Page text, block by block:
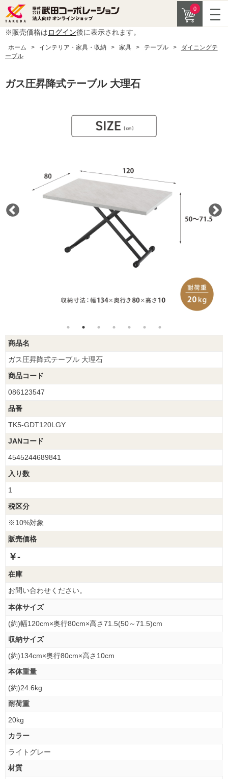
0
※販売価格はログイン後に表示されます。
ホーム > インテリア・家具・収納 > 家具 > テーブル >
ダイニングテ
ーブル
ガス圧昇降式テーブル 大理石
商品名
ガス圧昇降式テーブル 大理石
商品コード
086123547
品番
TK5-GDT120LGY
JANコード
4545244689841
入り数
1
税区分
※10%対象
販売価格
￥-
在庫
お問い合わせください。
本体サイズ
(約)幅120cm×奥行80cm×高さ71.5(50～71.5)cm
収納サイズ
(約)134cm×奥行80cm×高さ10cm
本体重量
(約)24.6kg
耐荷重
20kg
カラー
ライトグレー
材質